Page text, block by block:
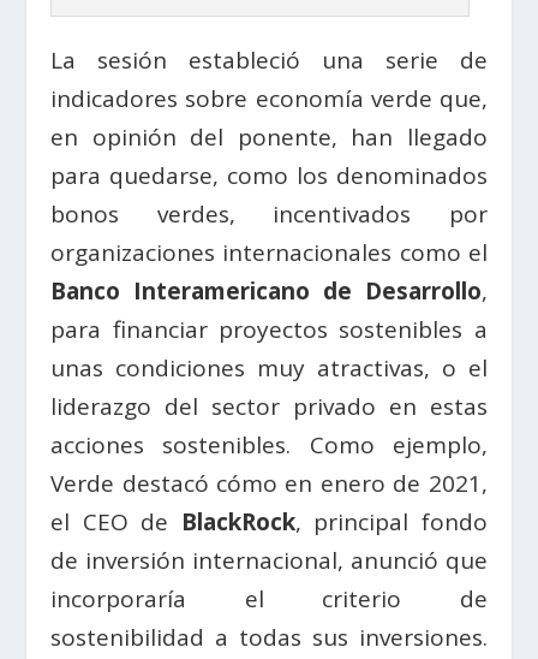
La sesión estableció una serie de
indicadores sobre economía verde que,
en opinión del ponente, han llegado
para quedarse, como los denominados
bonos verdes, incentivados por
organizaciones internacionales como el
Banco Interamericano de Desarrollo,
para financiar proyectos sostenibles a
unas condiciones muy atractivas, o el
liderazgo del sector privado en estas
acciones sostenibles. Como ejemplo,
Verde destacó cómo en enero de 2021,
el CEO de BlackRock, principal fondo
de inversión internacional, anunció que
incorporaría el criterio de
sostenibilidad a todas sus inversiones.